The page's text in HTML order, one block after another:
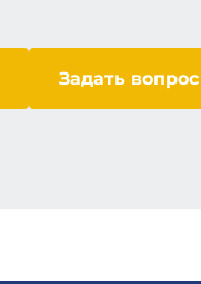
Задать вопрос